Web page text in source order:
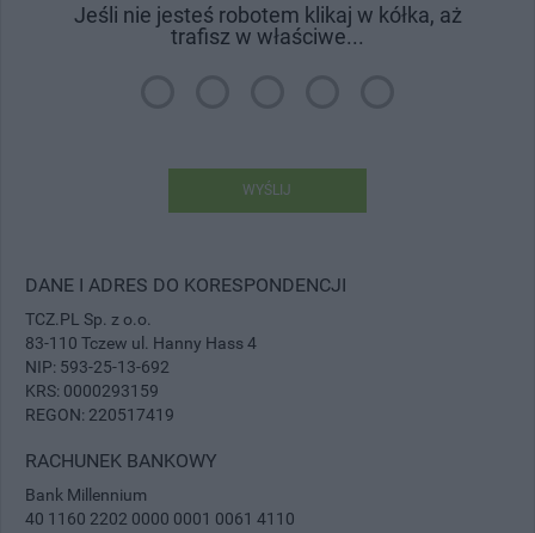
Jeśli nie jesteś robotem klikaj w kółka, aż
trafisz w właściwe...
WYŚLIJ
DANE I ADRES DO KORESPONDENCJI
TCZ.PL Sp. z o.o.
83-110 Tczew ul. Hanny Hass 4
NIP: 593-25-13-692
KRS: 0000293159
REGON: 220517419
RACHUNEK BANKOWY
Bank Millennium
40 1160 2202 0000 0001 0061 4110